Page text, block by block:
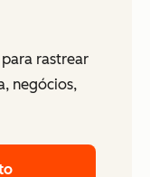
rastrear
negócios,